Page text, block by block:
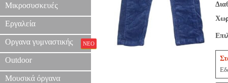
Μικροσυσκευές
Εργαλεία
Οργανα γυμναστικής ΝΕΟ
Outdoor
Μουσικά όργανα